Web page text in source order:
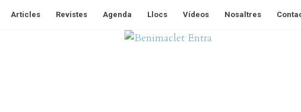
Articles Revistes Agenda Llocs Vídeos Nosaltres